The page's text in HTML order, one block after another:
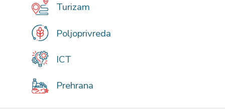
Turizam
Poljoprivreda
ICT
Prehrana